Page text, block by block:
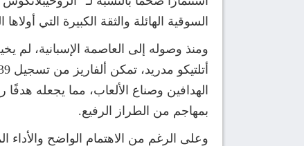
السوقية الهائلة والثقة الكبيرة التي
الهدافين وصناع الألعاب، مما يجعله
بمهاجم من الطراز الرفيع.
وعلى الرغم من الاهتمام الواضح والأداء